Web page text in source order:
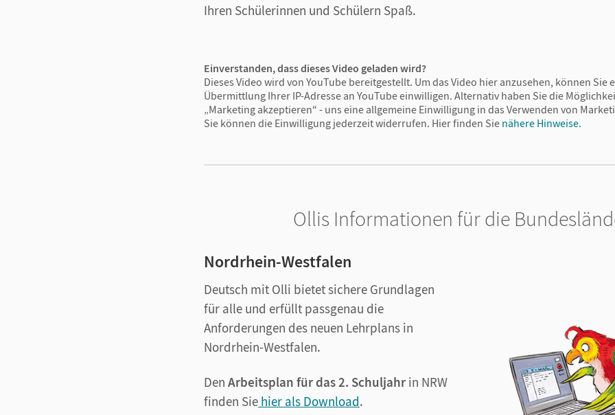
Ihren Schülerinnen und Schülern Spaß.
Einverstanden, dass dieses Video geladen wird?
Dieses Video wird von YouTube bereitgestellt. Um das Video hier anzusehen, können Sie
Übermittlung Ihrer IP-Adresse an YouTube einwilligen. Alternativ haben Sie die
„Marketing akzeptieren“ - uns eine allgemeine Einwilligung in das Verwenden von
Sie können die Einwilligung jederzeit widerrufen. Hier finden Sie nähere Hinweise.
Ollis Informationen für die
Nordrhein-Westfalen
Deutsch mit Olli bietet sichere Grundlagen
für alle und erfüllt passgenau die
Anforderungen des neuen Lehrplans in
Nordrhein-Westfalen.
Den Arbeitsplan für das 2. Schuljahr in NRW
finden Sie hier als Download.